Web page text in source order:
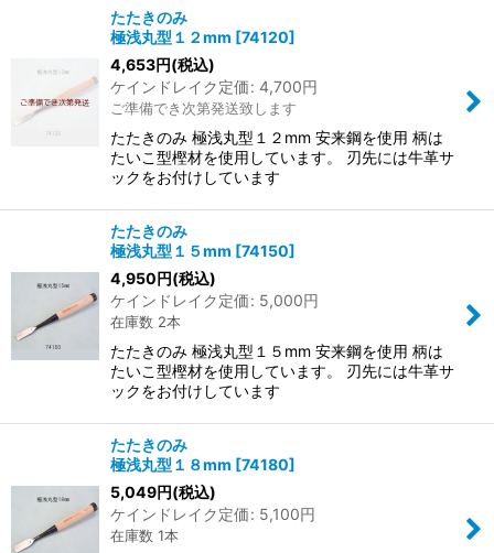
たたきのみ
極浅丸型１２mm [74120]
4,653円(税込)
ケインドレイク定価: 4,700円
ご準備でき次第発送致します
たたきのみ 極浅丸型１２mm 安来鋼を使用 柄は
たいこ型樫材を使用しています。 刃先には牛革サ
ックをお付けしています
たたきのみ
極浅丸型１５mm [74150]
4,950円(税込)
ケインドレイク定価: 5,000円
在庫数 2本
たたきのみ 極浅丸型１５mm 安来鋼を使用 柄は
たいこ型樫材を使用しています。 刃先には牛革サ
ックをお付けしています
たたきのみ
極浅丸型１８mm [74180]
5,049円(税込)
ケインドレイク定価: 5,100円
在庫数 1本